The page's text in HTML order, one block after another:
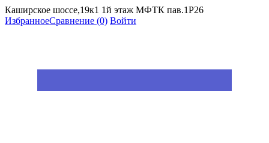
Каширское шоссе,19к1 1й этаж МФТК пав.1Р26
ИзбранноеСравнение (0) Войти